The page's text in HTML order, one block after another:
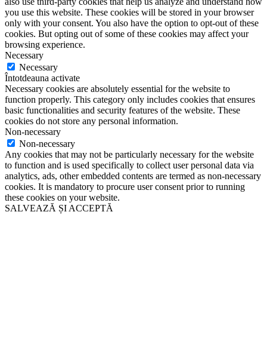
you use this website. These cookies will be stored in your browser
only with your consent. You also have the option to opt-out of these
cookies. But opting out of some of these cookies may affect your
browsing experience.
Necessary
Necessary
Întotdeauna activate
Necessary cookies are absolutely essential for the website to
function properly. This category only includes cookies that ensures
basic functionalities and security features of the website. These
cookies do not store any personal information.
Non-necessary
Non-necessary
Any cookies that may not be particularly necessary for the website
to function and is used specifically to collect user personal data via
analytics, ads, other embedded contents are termed as non-necessary
cookies. It is mandatory to procure user consent prior to running
these cookies on your website.
SALVEAZĂ ȘI ACCEPTĂ